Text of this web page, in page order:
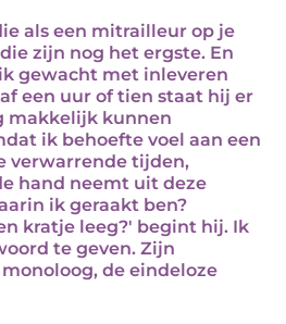
als een mitrailleur op je
zijn nog het ergste. En
gewacht met inleveren
een uur of tien staat hij er
makkelijk kunnen
ik behoefte voel aan een
verwarrende tijden,
hand neemt uit deze
ik geraakt ben?
kratje leeg?' begint hij. Ik
te geven. Zijn
de eindeloze